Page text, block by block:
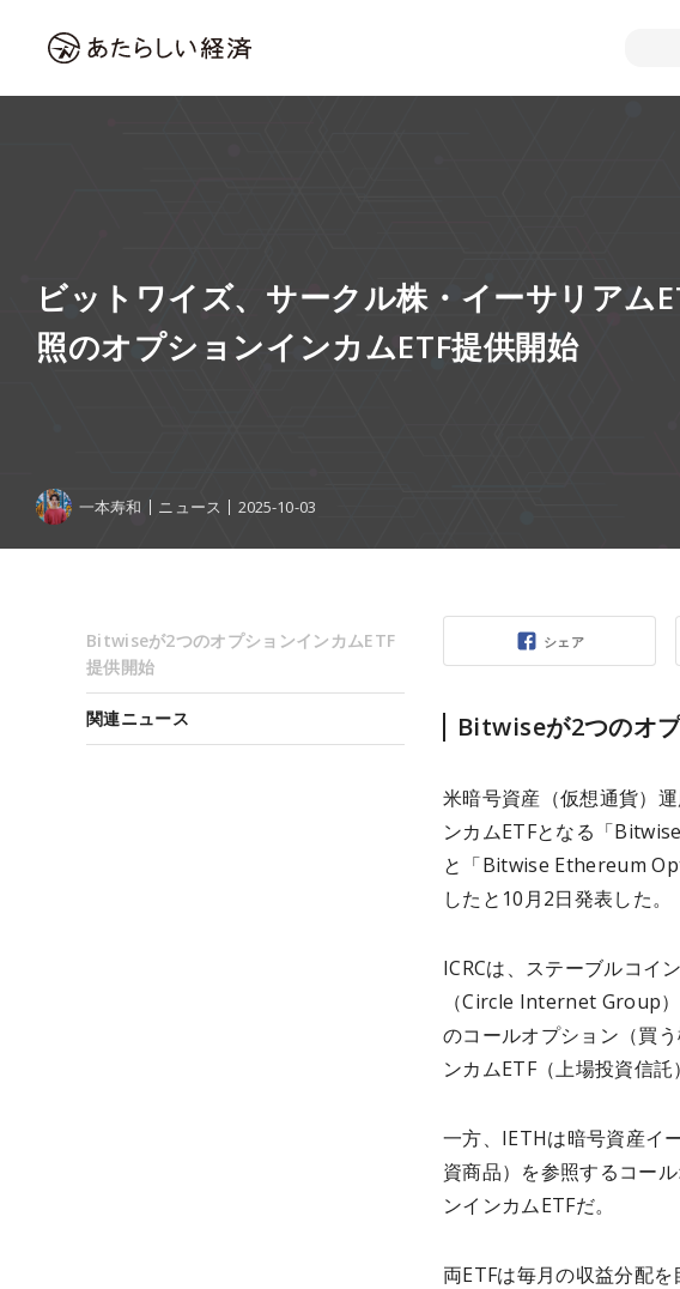
ビットワイズ、サークル株・イーサリアム
照のオプションインカムETF提供開始
一本寿和 ニュース 2025-10-03
シェア
Bitwiseが2つのオ
米暗号資産（仮想通貨）
ンカムETFとなる「
と「Bitwise Ethereum
したと10月2日発表した。
ICRCは、ステーブルコイ
（Circle Internet Group
のコールオプション（買
ンカムETF（上場投資信託
一方、IETHは暗号資産イ
資商品）を参照するコー
ンインカムETFだ。
両ETFは毎月の収益分配
Bitwiseが2つのオプションインカムETF
提供開始
関連ニュース